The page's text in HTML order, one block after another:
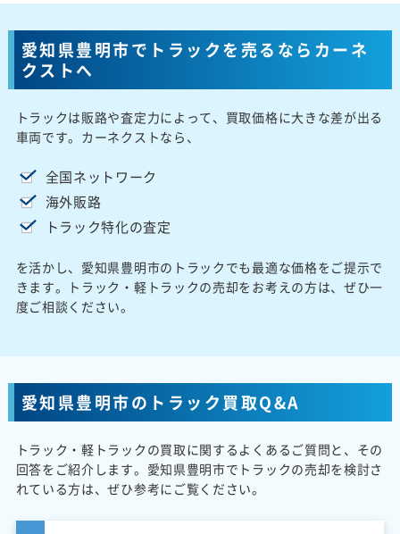
愛知県豊明市でトラックを売るならカーネ
クストへ
トラックは販路や査定力によって、買取価格に大きな差が出る
車両です。カーネクストなら、
全国ネットワーク
海外販路
トラック特化の査定
を活かし、愛知県豊明市のトラックでも最適な価格をご提示で
きます。トラック・軽トラックの売却をお考えの方は、ぜひ一
度ご相談ください。
愛知県豊明市のトラック買取Q&A
トラック・軽トラックの買取に関するよくあるご質問と、その
回答をご紹介します。愛知県豊明市でトラックの売却を検討さ
れている方は、ぜひ参考にご覧ください。